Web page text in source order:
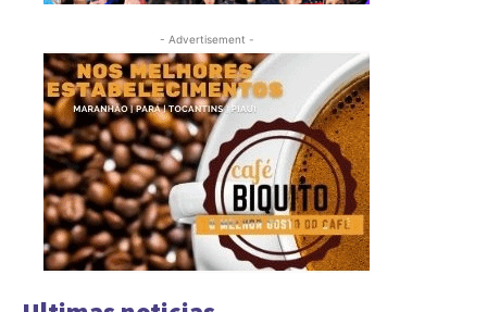
- Advertisement -